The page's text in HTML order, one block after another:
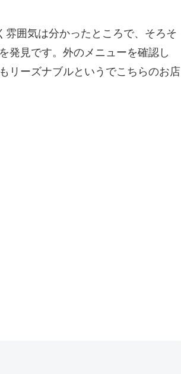
囲気は分かったところで、そろそ
発見です。外のメニューを確認し
リーズナブルというでこちらのお店